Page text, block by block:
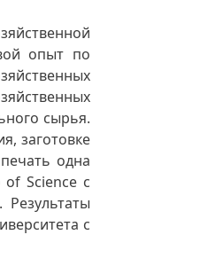
опыт по
сырья.
заготовке
одна
Science с
с